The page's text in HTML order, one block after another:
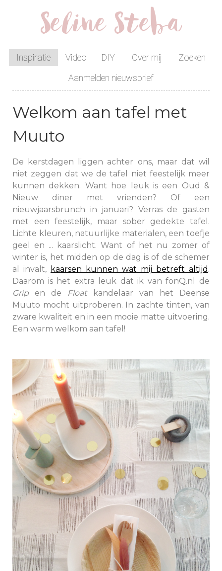
Seline Steba
Inspiratie Video DIY Over mij
Zoeken
Aanmelden nieuwsbrief
Welkom aan tafel met
Muuto
De kerstdagen liggen achter ons, maar dat wil
niet zeggen dat we de tafel niet feestelijk meer
kunnen dekken. Want hoe leuk is een Oud &
Nieuw diner met vrienden? Of een
nieuwjaarsbrunch in januari? Verras de gasten
met een feestelijk, maar sober gedekte tafel.
Lichte kleuren, natuurlijke materialen, een toefje
geel en ... kaarslicht. Want of het nu zomer of
winter is, het midden op de dag is of de schemer
al invalt, kaarsen kunnen wat mij betreft altijd .
Daarom is het extra leuk dat ik van fonQ.nl de
Gripen de Floatkandelaar van het Deense
Muuto mocht uitproberen. In zachte tinten, van
zware kwaliteit en in een mooie matte uitvoering.
Een warm welkom aan tafel!